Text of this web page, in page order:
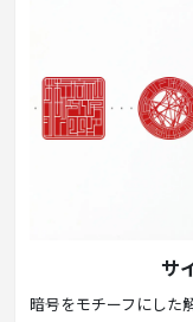
サ
暗号をモチーフにした